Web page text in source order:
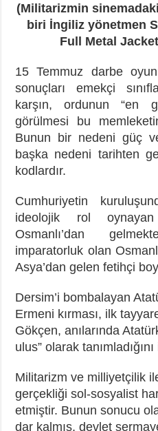
(Militarizmin
biri İngiliz yönetmen
Full Metal
15 Temmuz darbe
sonuçları emekçi
karşın, ordunun “en
görülmesi bu
Bunun bir nedeni güç
başka nedeni tarihten
kodlardır.
Cumhuriyetin
ideolojik rol oynayan
Osmanlı’dan
imparatorluk olan
Asya’dan gelen fetihçi
Dersim’i bombalayan
Ermeni kırması, ilk
Gökçen, anılarında
ulus” olarak
Militarizm ve milliyetçilik
gerçekliği sol-sosyalist
etmiştir. Bunun sonucu
dar kalmış, devlet